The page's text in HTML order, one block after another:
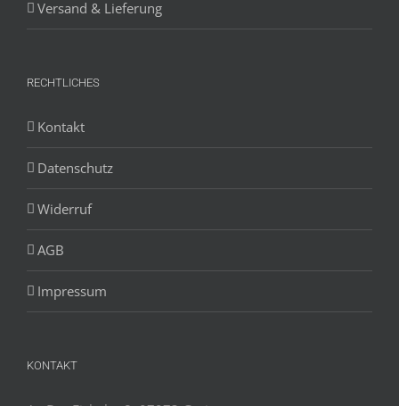
Versand & Lieferung
RECHTLICHES
Kontakt
Datenschutz
Widerruf
AGB
Impressum
KONTAKT